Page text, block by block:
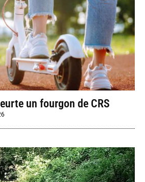
un fourgon de CRS